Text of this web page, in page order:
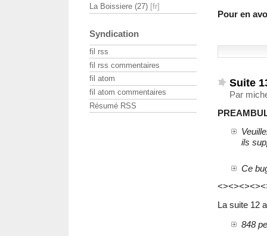
Pour en
Suite
Par
ils
Ce
La suite 12
848
La Boissiere (27)
Syndication
fil rss
fil rss commentaires
fil atom
fil atom commentaires
Résumé RSS